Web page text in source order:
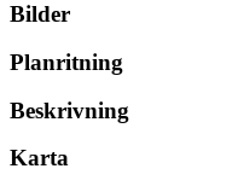
Bilder
Planritning
Beskrivning
Karta